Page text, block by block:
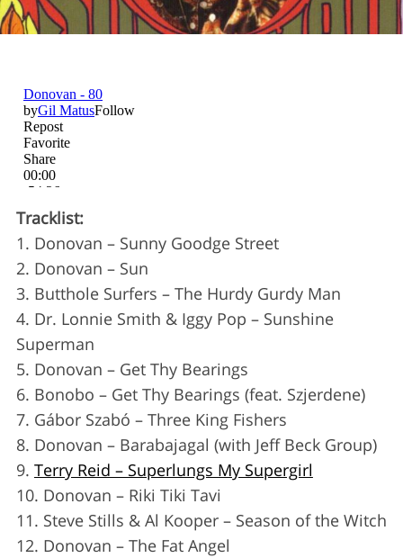
Tracklist:
1. Donovan – Sunny Goodge Street
2. Donovan – Sun
3. Butthole Surfers – The Hurdy Gurdy Man
4. Dr. Lonnie Smith & Iggy Pop – Sunshine
Superman
5. Donovan – Get Thy Bearings
6. Bonobo – Get Thy Bearings (feat. Szjerdene)
7. Gábor Szabó – Three King Fishers
8. Donovan – Barabajagal (with Jeff Beck Group)
9. Terry Reid – Superlungs My Supergirl
10. Donovan – Riki Tiki Tavi
11. Steve Stills & Al Kooper – Season of the Witch
12. Donovan – The Fat Angel
e
c
o